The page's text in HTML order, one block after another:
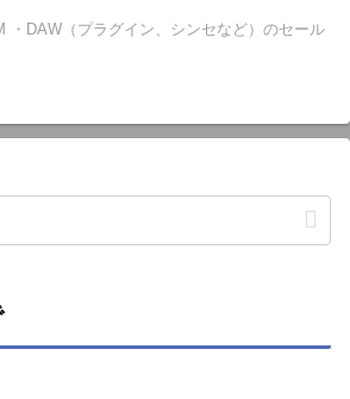
・DAW（プラグイン、シンセなど）のセール